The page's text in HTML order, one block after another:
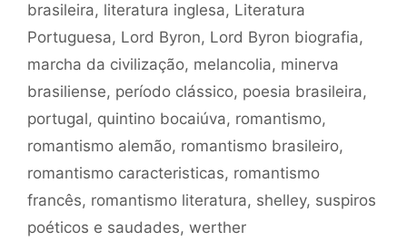
brasileira, literatura inglesa, Literatura
Portuguesa, Lord Byron, Lord Byron biografia,
marcha da civilização, melancolia, minerva
brasiliense, período clássico, poesia brasileira,
portugal, quintino bocaiúva, romantismo,
romantismo alemão, romantismo brasileiro,
romantismo caracteristicas, romantismo
francês, romantismo literatura, shelley, suspiros
poéticos e saudades, werther